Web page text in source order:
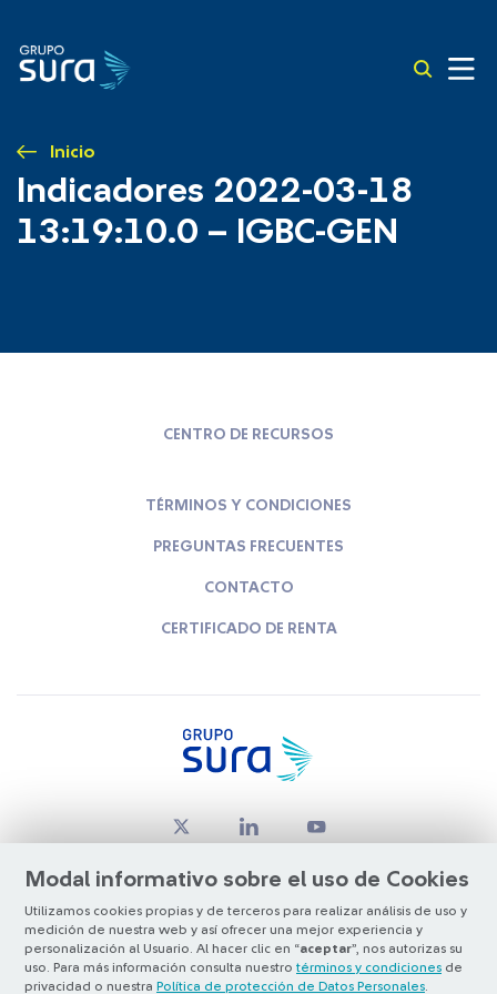
Inicio
Indicadores 2022-03-18
13:19:10.0 – IGBC-GEN
Modal informativo sobre el uso de Cookies
Utilizamos cookies propias y de terceros para realizar análisis de uso y
medición de nuestra web y así ofrecer una mejor experiencia y
personalización al Usuario. Al hacer clic en “aceptar”, nos autorizas su
uso. Para más información consulta nuestro términos y condiciones de
privacidad o nuestra Política de protección de Datos Personales
CENTRO DE RECURSOS
TÉRMINOS Y CONDICIONES
PREGUNTAS FRECUENTES
CONTACTO
CERTIFICADO DE RENTA
© Copyright Grupo SURA 2026